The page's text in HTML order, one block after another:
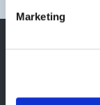
Marketing